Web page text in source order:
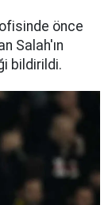
önce
Salah'ın
bildirildi.